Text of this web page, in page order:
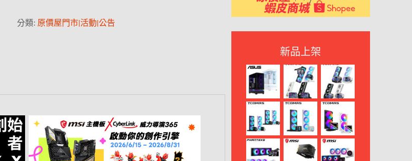
分類: 原價屋門市|活動|公告
新品上架